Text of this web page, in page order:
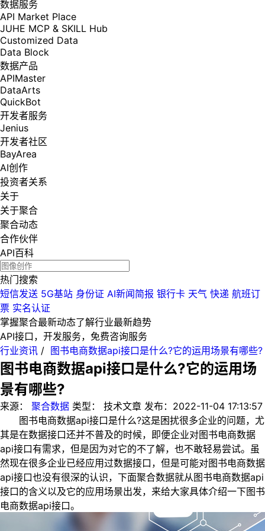
数据服务
API Market Place
JUHE MCP & SKILL Hub
Customized Data
Data Block
数据产品
APIMaster
DataArts
QuickBot
开发者服务
Jenius
开发者社区
BayArea
AI创作
投资者关系
关于
关于聚合
聚合动态
合作伙伴
API百科
热门搜索
短信发送 5G基站 身份证 AI新闻简报 银行卡 天气 快递 航班订
票 实名认证
掌握聚合最新动态了解行业最新趋势
API接口，开发服务，免费咨询服务
行业资讯 / 图书电商数据api接口是什么?它的运用场景有哪些?
图书电商数据api接口是什么?它的运用场
景有哪些?
来源： 聚合数据 类型： 技术文章 发布： 2022-11-04 17:13:57
图书电商数据api接口是什么?这是困扰很多企业的问题，尤
其是在数据接口还并不普及的时候，即便企业对图书电商数据
api接口有需求，但是因为对它的不了解，也不敢轻易尝试。虽
然现在很多企业已经应用过数据接口，但是可能对图书电商数据
api接口也没有很深的认识，下面聚合数据就从图书电商数据api
接口的含义以及它的应用场景出发，来给大家具体介绍一下图书
电商数据api接口。